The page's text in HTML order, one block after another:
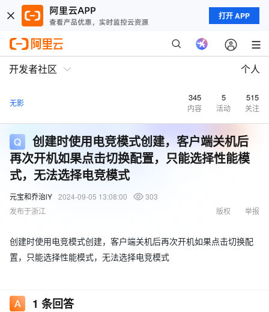
打开 APP
开发者社区 个人
无影 345
内容
5
活动
515
关注
创建时使用电竞模式创建，客户端关机后
再次开机如果点击切换配置，只能选择性能模
式，无法选择电竞模式
元宝和乔治lY 2024-09-05 13:08:00
303
发布于浙江
举报
版权
创建时使用电竞模式创建，客户端关机后再次开机如果点击切换配
置，只能选择性能模式，无法选择电竞模式
1 条回答